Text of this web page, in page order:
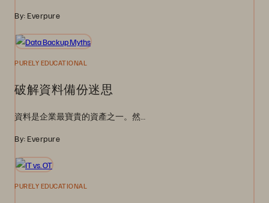
By: Everpure
PURELY EDUCATIONAL
破解資料備份迷思
資料是企業最寶貴的資產之一。然…
By: Everpure
PURELY EDUCATIONAL